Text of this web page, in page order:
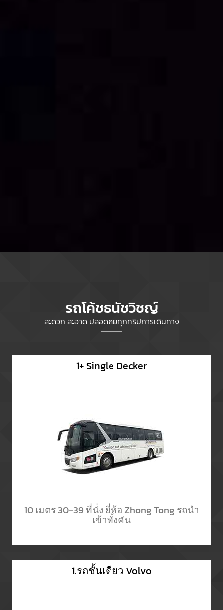
รถโค้ชธนัชวิชญ์
สะดวก สะอาด ปลอดภัยทุกทริปการเดินทาง
1+ Single Decker
10 เมตร 30-39 ที่นั่ง ยี่ห้อ Zhong Tong รถนำ
เข้าทั้งคัน
1.รถชั้นเดียว Volvo